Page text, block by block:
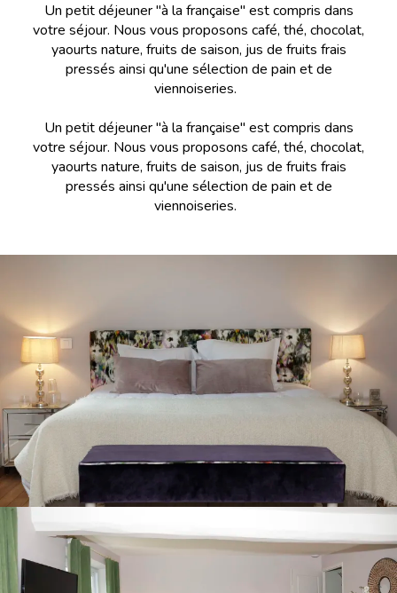
Un petit déjeuner "à la française" est compris dans
votre séjour. Nous vous proposons café, thé, chocolat,
yaourts nature, fruits de saison, jus de fruits frais
pressés ainsi qu'une sélection de pain et de
viennoiseries.
Un petit déjeuner "à la française" est compris dans
votre séjour. Nous vous proposons café, thé, chocolat,
yaourts nature, fruits de saison, jus de fruits frais
pressés ainsi qu'une sélection de pain et de
viennoiseries.